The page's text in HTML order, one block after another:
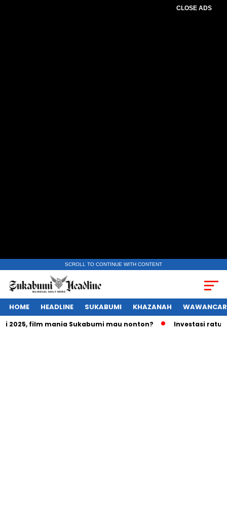
CLOSE ADS
SCROLL TO CONTINUE WITH CONTENT
HOME HEADLINE SUKABUMI KHAZANAH
film mania Sukabumi mau nonton? Investasi ratusan